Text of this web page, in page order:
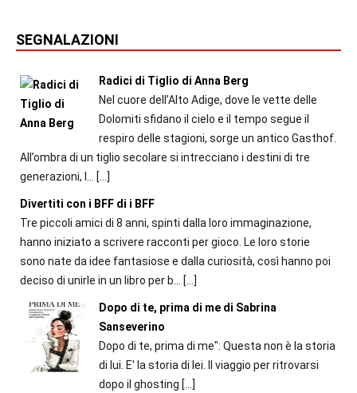
SEGNALAZIONI
Radici di Tiglio di Anna Berg
Nel cuore dell’Alto Adige, dove le vette delle
Dolomiti sfidano il cielo e il tempo segue il
respiro delle stagioni, sorge un antico Gasthof.
All’ombra di un tiglio secolare si intrecciano i destini di tre
generazioni, l... […]
Divertiti con i BFF di i BFF
Tre piccoli amici di 8 anni, spinti dalla loro immaginazione,
hanno iniziato a scrivere racconti per gioco. Le loro storie
sono nate da idee fantasiose e dalla curiosità, così hanno poi
deciso di unirle in un libro per b... […]
Dopo di te, prima di me di Sabrina
Sanseverino
Dopo di te, prima di me": Questa non è la storia
di lui. E' la storia di lei. Il viaggio per ritrovarsi
dopo il ghosting […]